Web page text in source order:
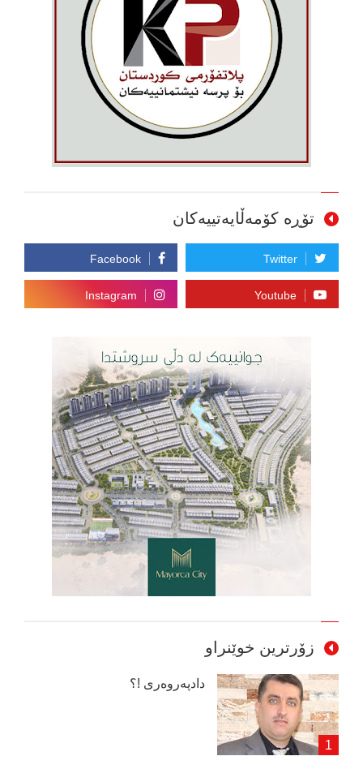
تۆڕە کۆمەڵایەتییەکان
زۆرترین خوێنراو
دادپەروەری !؟